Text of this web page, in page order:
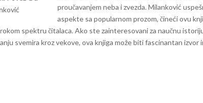
proučavanjem neba i zvezda. Milanković
aspekte sa popularnom prozom, čineći ovu
spektru čitalaca. Ako ste zainteresovani za naučnu
svemira kroz vekove, ova knjiga može biti fascinantan izvor